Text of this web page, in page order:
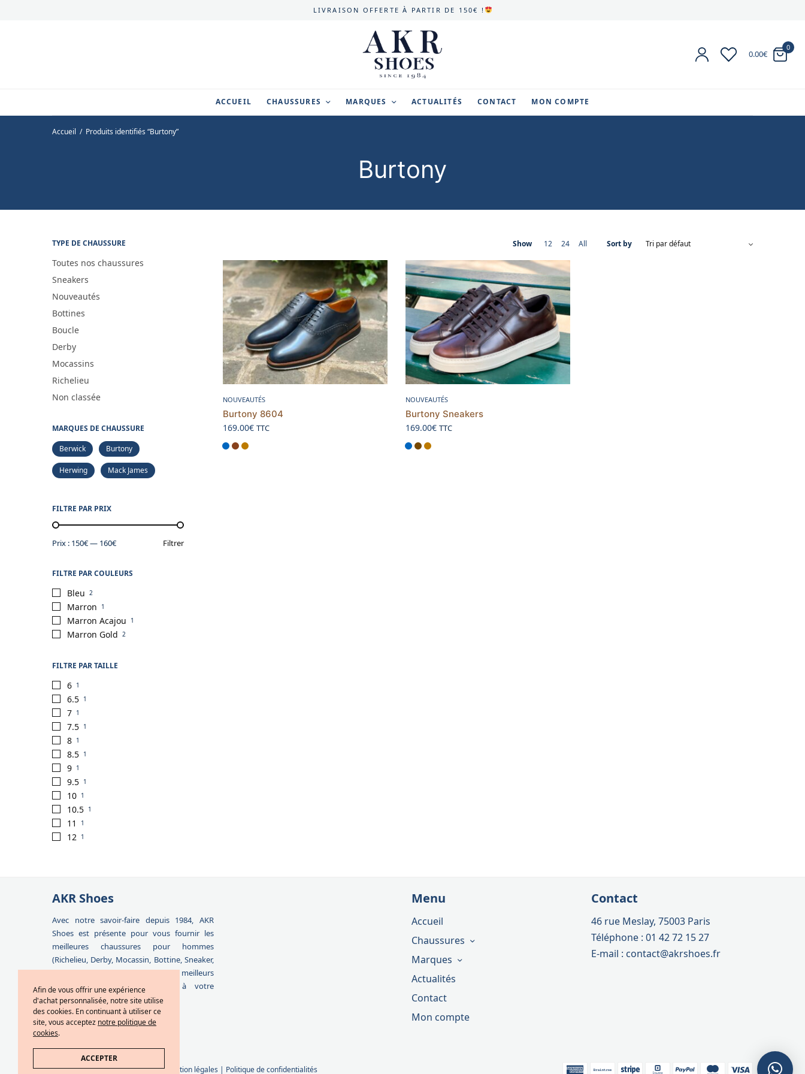
LIVRAISON OFFERTE À PARTIR DE 150€ !
0.00€
0
ACCUEIL CHAUSSURES MARQUES ACTUALITÉS CONTACT MON COMPTE
Accueil / Produits identifiés “Burtony”
Burtony
TYPE DE CHAUSSURE
Toutes nos chaussures
Sneakers
Nouveautés
Bottines
Boucle
Derby
Mocassins
Richelieu
Non classée
MARQUES DE CHAUSSURE
Berwick
Burtony
Herwing Mack James
FILTRE PAR PRIX
Filtrer
Prix : 150€— 160€
FILTRE PAR COULEURS
Bleu 2
Marron 1
Marron Acajou 1
Marron Gold 2
FILTRE PAR TAILLE
6 1
6.5 1
7 1
7.5 1
8 1
8.5 1
9 1
9.5 1
10 1
10.5 1
11 1
12 1
Show 12 24 All Sort by
NOUVEAUTÉS
Burtony 8604
169.00€ TTC
NOUVEAUTÉS
Burtony Sneakers
169.00€ TTC
AKR Shoes
Avec notre savoir-faire depuis 1984, AKR
Shoes est présente pour vous fournir les
meilleures chaussures pour hommes
(Richelieu, Derby, Mocassin, Bottine, Sneaker,
Boucle, Docksides) ainsi que les meilleurs
accessoires qui correspondent à votre
personnalité et à vos besoins.
Menu
Accueil
Chaussures
Marques
Actualités
Contact
Mon compte
Contact
46 rue Meslay, 75003 Paris
Téléphone : 01 42 72 15 27
E-mail : contact@akrshoes.fr
Conditions générales de ventes| Mention légales | Politique de confidentialités
Afin de vous offrir une expérience
d'achat personnalisée, notre site utilise
des cookies. En continuant à utiliser ce
site, vous acceptez notre politique de
cookies.
ACCEPTER